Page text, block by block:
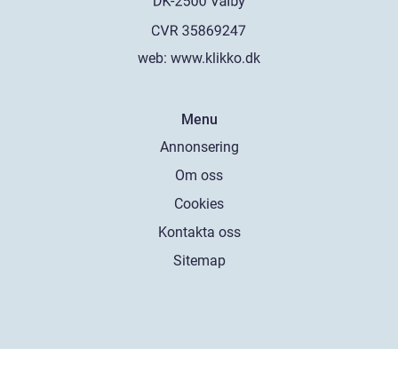
web: www.klikko.dk
Menu
Annonsering
Om oss
Cookies
Kontakta oss
Sitemap